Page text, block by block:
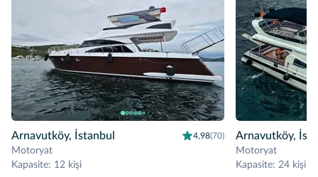
Arnavutköy, İstanbul 4,98(70)
Motoryat
Kapasite: 12 kişi
Arnavutköy,
Motoryat
Kapasite: 24 kişi